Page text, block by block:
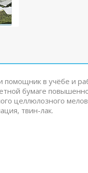
помощник в учёбе и
бумаге
целлюлозного
твин-лак.